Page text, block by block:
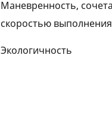
Маневренность,
скоростью
Экологичность